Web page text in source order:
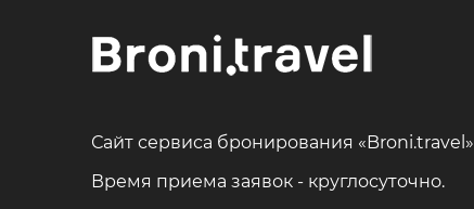
Сайт сервиса бронирования «Broni.travel»
Время приема заявок - круглосуточно.